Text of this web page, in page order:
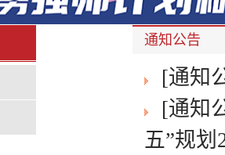
通知公告
[通知
[通知
五”规划